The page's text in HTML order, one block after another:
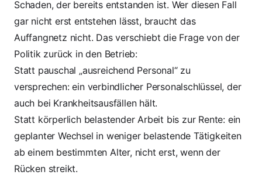
Schaden, der bereits entstanden ist. Wer diesen Fall
gar nicht erst entstehen lässt, braucht das
Auffangnetz nicht. Das verschiebt die Frage von der
Politik zurück in den Betrieb:
Statt pauschal „ausreichend Personal“ zu
versprechen: ein verbindlicher Personalschlüssel, der
auch bei Krankheitsausfällen hält.
Statt körperlich belastender Arbeit bis zur Rente: ein
geplanter Wechsel in weniger belastende Tätigkeiten
ab einem bestimmten Alter, nicht erst, wenn der
Rücken streikt.